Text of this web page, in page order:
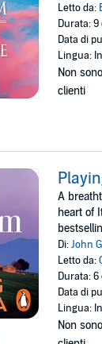
Letto da:
Durata: 9
Data di
Lingua:
Non
clienti
A
heart of
Di:John
Letto da:
Durata:
Data di
Lingua:
Non